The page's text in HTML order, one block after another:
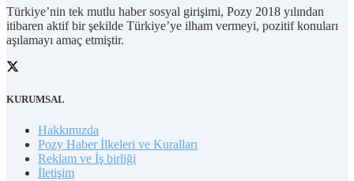
Türkiye’nin tek mutlu haber sosyal girişimi, Pozy 2018 yılından
itibaren aktif bir şekilde Türkiye’ye ilham vermeyi, pozitif konuları
aşılamayı amaç etmiştir.
KURUMSAL
Hakkımızda
Pozy Haber İlkeleri ve Kuralları
Reklam ve İş birliği
İletişim